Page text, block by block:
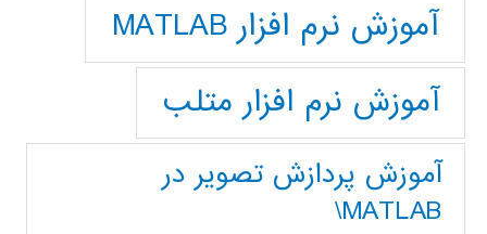
آموزش نرم افزار MATLAB
آموزش نرم افزار متلب
آموزش پردازش تصوير در
MATLAB\